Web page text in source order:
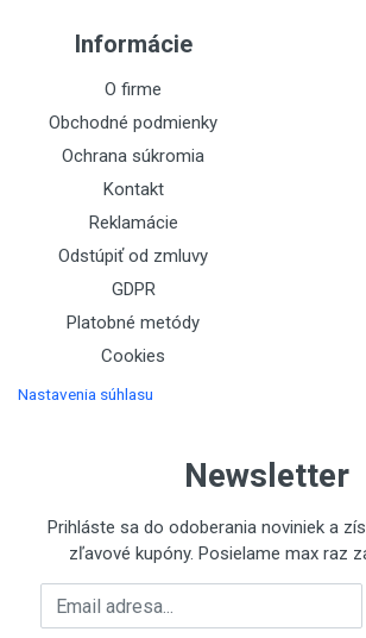
Informácie
O firme
Obchodné podmienky
Ochrana súkromia
Kontakt
Reklamácie
Odstúpiť od zmluvy
GDPR
Platobné metódy
Cookies
Nastavenia súhlasu
Newsletter
Prihláste sa do odoberania noviniek a
zľavové kupóny. Posielame max raz
Emailová adresa